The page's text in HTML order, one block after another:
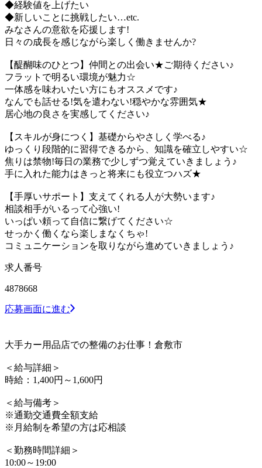
◆経験値を上げたい
◆新しいことに挑戦したい…etc.
みなさんの意欲を応援します!
日々の成長を感じながら楽しく働きませんか?
【醍醐味のひとつ】仲間との出会い★ご期待ください♪
フラットで明るい環境が魅力☆
一体感を味わいたい方にもオススメです♪
なんでも話せる!気を遣わない!穏やかな雰囲気★
居心地の良さを実感してください♪
【スキルが身につく】基礎からやさしく学べる♪
ゆっくり段階的に習得できるから、知識を確立しやすい☆
焦りは禁物!毎日の業務で少しずつ覚えていきましょう♪
手に入れた能力はきっと将来にも役立つハズ★
【手厚いサポート】支えてくれる人が大勢います♪
相談相手がいるって心強い!
いっぱい頼って自信に繋げてください☆
せっかく働くなら楽しまなくちゃ!
コミュニケーションを取りながら進めていきましょう♪
求人番号
4878668
応募画面に進む
大手カー用品店での整備のお仕事！倉敷市
＜給与詳細＞
時給：1,400円～1,600円
＜給与備考＞
※通勤交通費全額支給
※月給制を希望の方は応相談
＜勤務時間詳細＞
10:00～19:00